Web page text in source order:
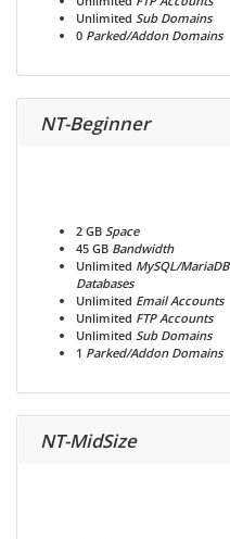
Unlimited Sub Domains
0 Parked/Addon Domains
NT-Beginner
2 GB Space
45 GB Bandwidth
Unlimited MySQL/MariaDB
Databases
Unlimited Email Accounts
Unlimited FTP Accounts
Unlimited Sub Domains
1 Parked/Addon Domains
NT-MidSize